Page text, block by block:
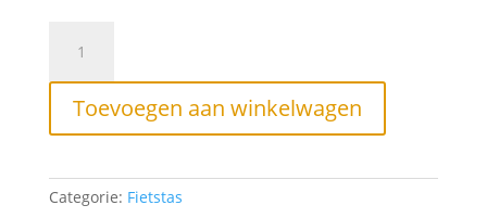
FIETSTAS
DUBBEL
URBAN
aantal
Toevoegen aan winkelwagen
Categorie: Fietstas